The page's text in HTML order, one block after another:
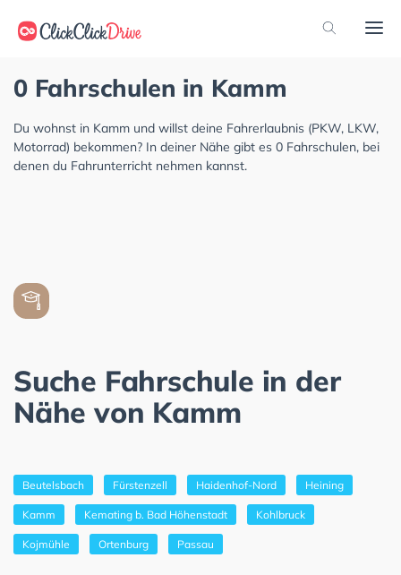
0 Fahrschulen in Kamm
Du wohnst in Kamm und willst deine Fahrerlaubnis (PKW, LKW,
Motorrad) bekommen? In deiner Nähe gibt es 0 Fahrschulen, bei
denen du Fahrunterricht nehmen kannst.
Suche Fahrschule in der
Nähe von Kamm
Beutelsbach Fürstenzell Haidenhof-Nord Heining
Kamm Kemating b. Bad Höhenstadt Kohlbruck
Kojmühle Ortenburg Passau